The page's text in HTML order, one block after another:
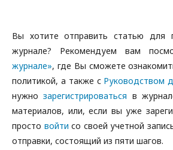
Вы хотите отправить статью для
журнале? Рекомендуем вам
журнале», где Вы сможете
политикой, а также с Руководством
нужнозарегистрироваться в
материалов, или, если вы уже
просто войти со своей учетной
отправки, состоящий из пяти шагов.